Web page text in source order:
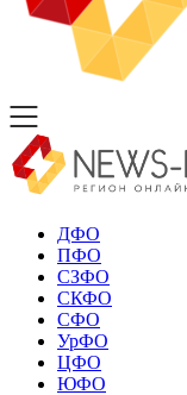
ДФО
ПФО
СЗФО
СКФО
СФО
УрФО
ЦФО
ЮФО